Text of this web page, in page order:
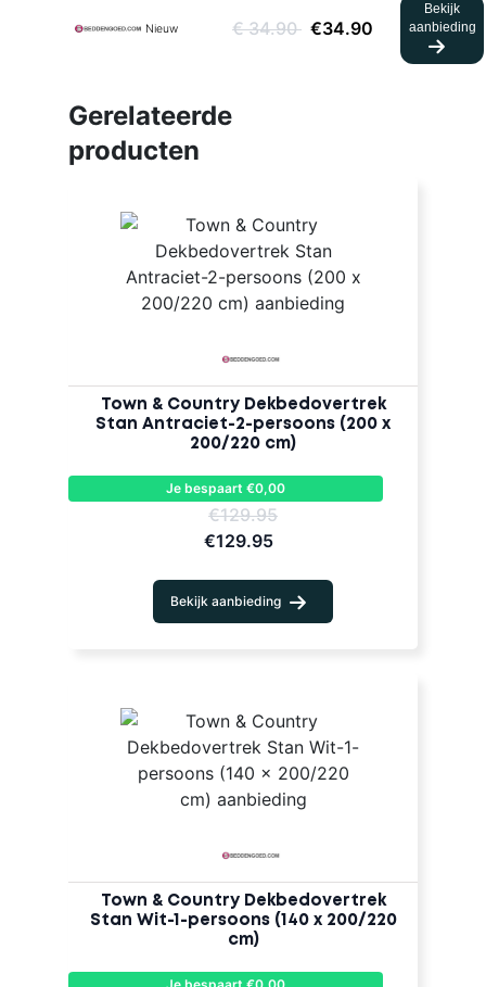
Nieuw € 34.90 €34.90
Bekijk
aanbieding
Gerelateerde
producten
Town & Country Dekbedovertrek
Stan Antraciet-2-persoons (200 x
200/220 cm)
Je bespaart €0,00
€129.95
€129.95
Bekijk aanbieding
Town & Country Dekbedovertrek
Stan Wit-1-persoons (140 x 200/220
cm)